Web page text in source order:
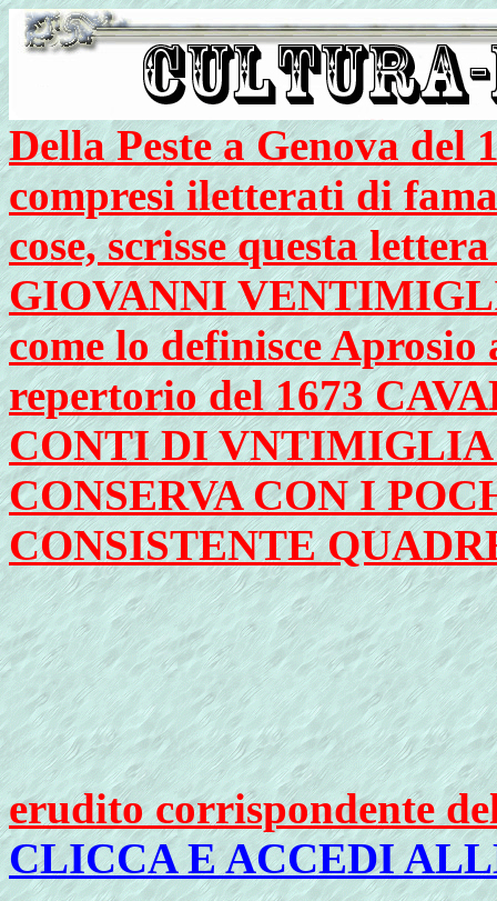
Della Peste a Genova
compresi iletterati di
cose, scrisse questa
GIOVANNI
come lo definisce Aprosio
repertorio del 1673
CONTI DI
CONSERVA CON I
CONSISTENTE
erudito corrispondente
CLICCA E ACCEDI